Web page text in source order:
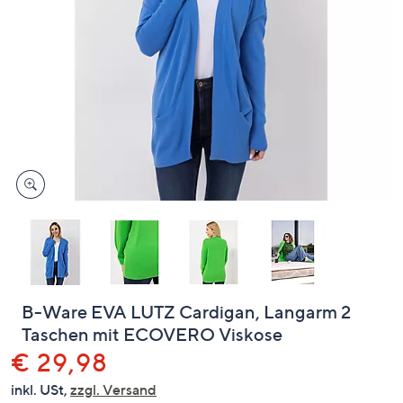
links
bzw.
diese
anzuzeigen.
B-Ware EVA LUTZ Cardigan, Langarm 2
Taschen mit ECOVERO Viskose
Gelöscht
€ 29,98
inkl. USt, zzgl. Versand